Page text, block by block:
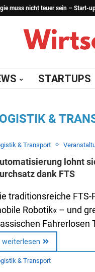
muss nicht teuer sein – Start-
STARTUPS
&
& Transport
lohnt
dank FTS
traditionsreiche
Robotik« – und
Fahrerlosen
weiterlesen
& Transport